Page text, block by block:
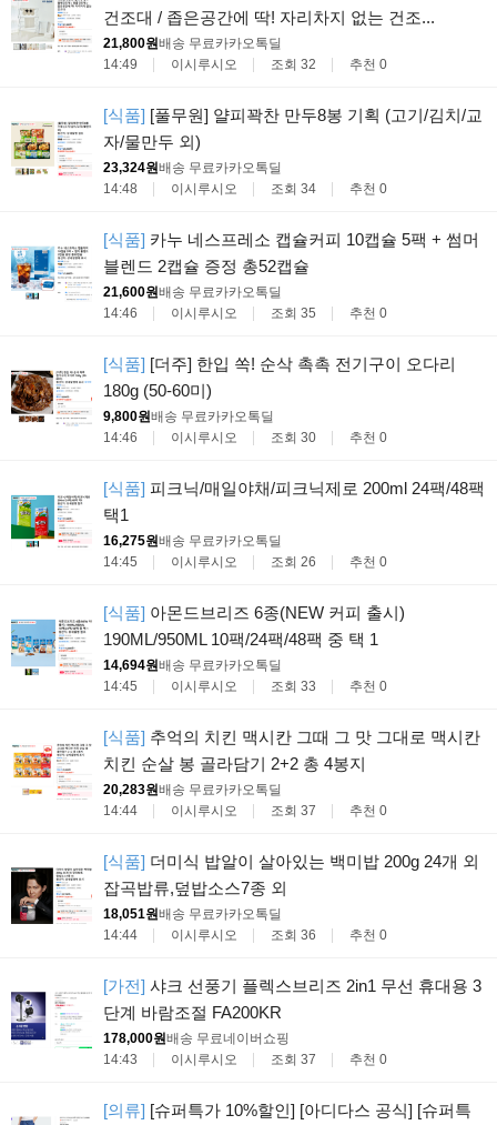
건조대 / 좁은공간에 딱! 자리차지 없는 건조...
21,800원배송 무료카카오톡딜
14:49
이시루시오 조회 32 추천 0
[식품] [풀무원] 얄피꽉찬 만두8봉 기획 (고기/김치/교
자/물만두 외)
23,324원배송 무료카카오톡딜
14:48
이시루시오 조회 34 추천 0
[식품] 카누 네스프레소 캡슐커피 10캡슐 5팩 + 썸머
블렌드 2캡슐 증정 총52캡슐
21,600원배송 무료카카오톡딜
14:46
이시루시오 조회 35 추천 0
[식품] [더주] 한입 쏙! 순삭 촉촉 전기구이 오다리
180g (50-60미)
9,800원배송 무료카카오톡딜
14:46
이시루시오 조회 30 추천 0
[식품] 피크닉/매일야채/피크닉제로 200ml 24팩/48팩
택1
16,275원배송 무료카카오톡딜
14:45
이시루시오 조회 26 추천 0
[식품] 아몬드브리즈 6종(NEW 커피 출시)
190ML/950ML 10팩/24팩/48팩 중 택 1
14,694원배송 무료카카오톡딜
14:45
이시루시오 조회 33 추천 0
[식품] 추억의 치킨 맥시칸 그때 그 맛 그대로 맥시칸
치킨 순살 봉 골라담기 2+2 총 4봉지
20,283원배송 무료카카오톡딜
14:44
이시루시오 조회 37 추천 0
[식품] 더미식 밥알이 살아있는 백미밥 200g 24개 외
잡곡밥류,덮밥소스7종 외
18,051원배송 무료카카오톡딜
14:44
이시루시오 조회 36 추천 0
[가전] 샤크 선풍기 플렉스브리즈 2in1 무선 휴대용 3
단계 바람조절 FA200KR
178,000원배송 무료네이버쇼핑
14:43
이시루시오 조회 37 추천 0
[의류] [슈퍼특가 10%할인] [아디다스 공식] [슈퍼특